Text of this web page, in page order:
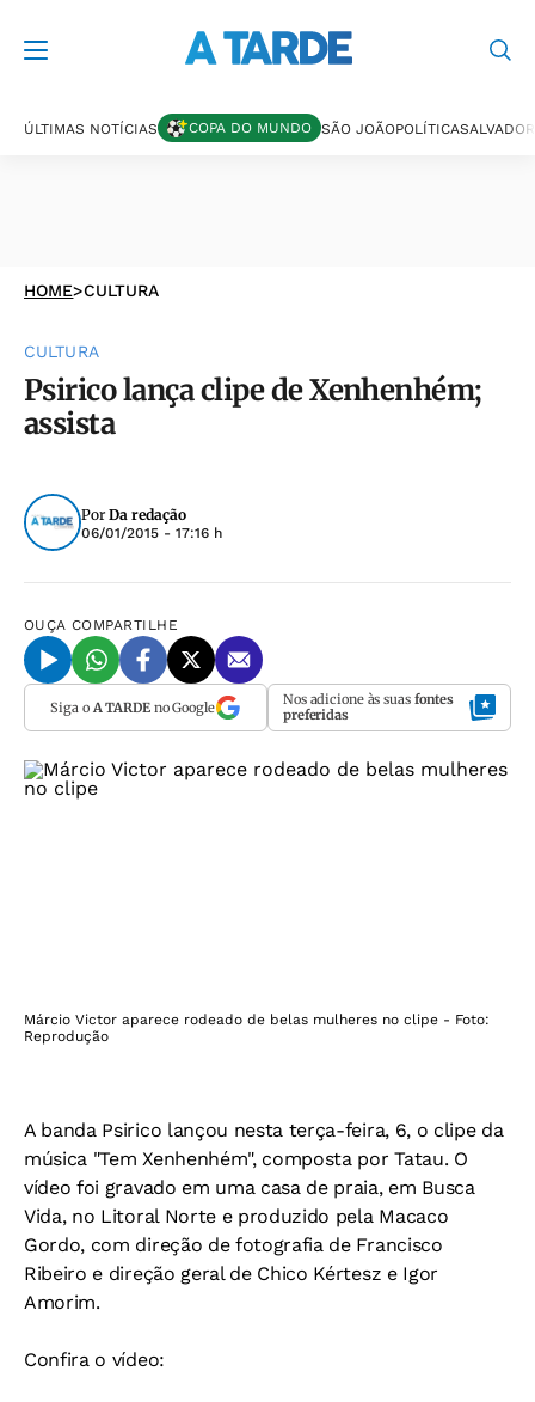
ÚLTIMAS NOTÍCIAS COPA DO MUNDO SÃO JOÃOPOLÍTICASALVADOR
HOME>CULTURA
CULTURA
Psirico lança clipe de Xenhenhém;
assista
Por Da redação
06/01/2015 - 17:16 h
OUÇA COMPARTILHE
Siga o A TARDEno Google Nos adicione às suas fontes
preferidas
Márcio Victor aparece rodeado de belas mulheres no clipe - Foto:
Reprodução
A banda Psirico lançou nesta terça-feira, 6, o clipe da
música "Tem Xenhenhém", composta por Tatau. O
vídeo foi gravado em uma casa de praia, em Busca
Vida, no Litoral Norte e produzido pela Macaco
Gordo, com direção de fotografia de Francisco
Ribeiro e direção geral de Chico Kértesz e Igor
Amorim.
Confira o vídeo: